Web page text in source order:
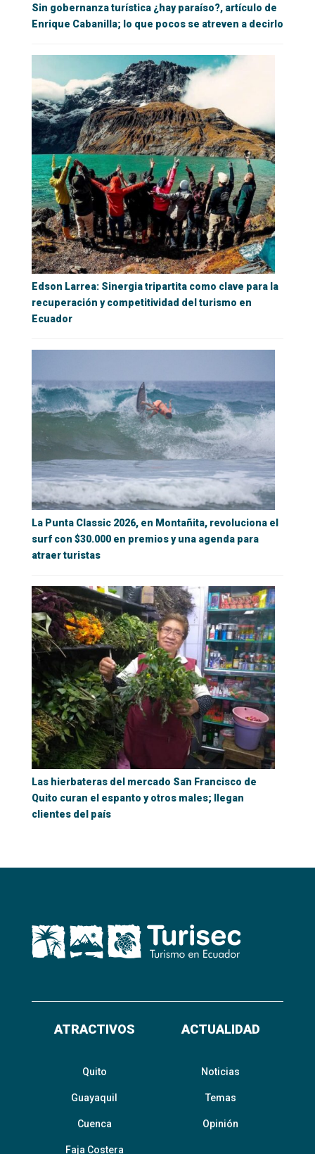
Sin gobernanza turística ¿hay paraíso?, artículo de
Enrique Cabanilla; lo que pocos se atreven a decirlo
Edson Larrea: Sinergia tripartita como clave para la
recuperación y competitividad del turismo en
Ecuador
La Punta Classic 2026, en Montañita, revoluciona el
surf con $30.000 en premios y una agenda para
atraer turistas
Las hierbateras del mercado San Francisco de
Quito curan el espanto y otros males; llegan
clientes del país
ATRACTIVOS
Quito
Guayaquil
Cuenca
Faja Costera
ACTUALIDAD
Noticias
Temas
Opinión